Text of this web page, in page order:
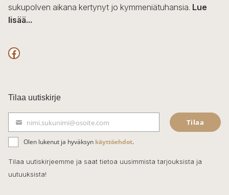
sukupolven aikana kertynyt jo kymmeniätuhansia. Lue
lisää...
F
c
e
b
o
o
k
Tilaa uutiskirje
ä
h
k
p
nimi.sukunimi@osoite.com Tilaa
Olen lukenut ja hyväksyn käyttöehdot.
Tilaa uutiskirjeemme ja saat tietoa uusimmista tarjouksista ja
uutuuksista!